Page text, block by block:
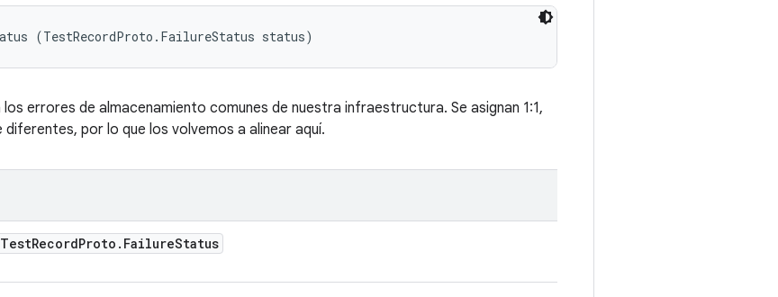
(TestRecordProto.FailureStatus status)
errores de almacenamiento comunes de nuestra infraestructura. Se asignan 1:1,
por lo que los volvemos a alinear aquí.
TestRecordProto . FailureStatus